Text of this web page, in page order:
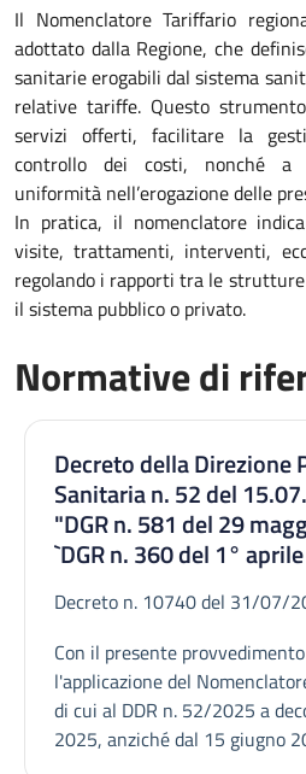
Il Nomenclatore Tariffario
adottato dalla Regione, che
sanitarie erogabili dal sistema
relative tariffe. Questo
servizi offerti, facilitare la
controllo dei costi, nonché a
uniformità nell’erogazione delle
In pratica, il nomenclatore
visite, trattamenti, interventi,
regolando i rapporti tra le
il sistema pubblico o privato.
Normative di
Decreto della Direzione
Sanitaria n. 52 del
"DGR n. 581 del 29
`DGR n. 360 del 1°
delle prestazioni di
specialistica
Decreto del Presidente
Ministri del 12 gennaio
aggiornamento dei
Decreto n. 10740 del 31/07/
Con il presente
l'applicazione del
di cui al DDR n. 52/2025 a
2025, anziché dal 15 giugno